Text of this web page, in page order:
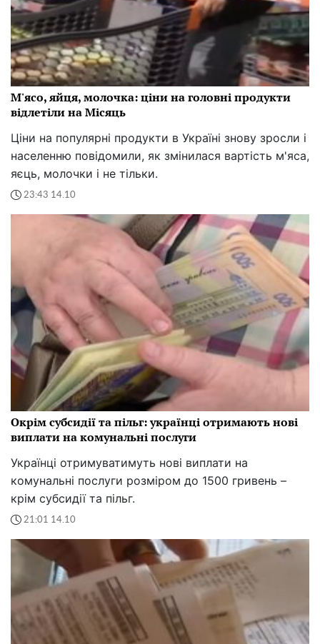
М'ясо, яйця, молочка: ціни на головні продукти
відлетіли на Місяць
Ціни на популярні продукти в Україні знову зросли і
населенню повідомили, як змінилася вартість м'яса,
яєць, молочки і не тільки.
23:43 14.10
Окрім субсидії та пільг: українці отримають нові
виплати на комунальні послуги
Українці отримуватимуть нові виплати на
комунальні послуги розміром до 1500 гривень –
крім субсидії та пільг.
21:01 14.10